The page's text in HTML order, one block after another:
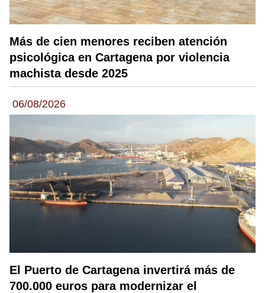
Más de cien menores reciben atención
psicológica en Cartagena por violencia
machista desde 2025
06/08/2026
El Puerto de Cartagena invertirá más de
700.000 euros para modernizar el